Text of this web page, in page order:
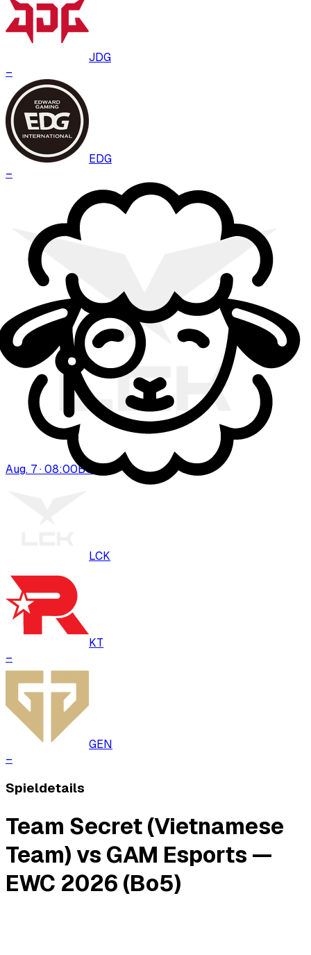
JDG
–
EDG
–
Aug. 7 · 08:00BO
LCK
KT
–
GEN
–
Spieldetails
Team Secret (Vietnamese
Team) vs GAM Esports —
EWC 2026 (Bo5)